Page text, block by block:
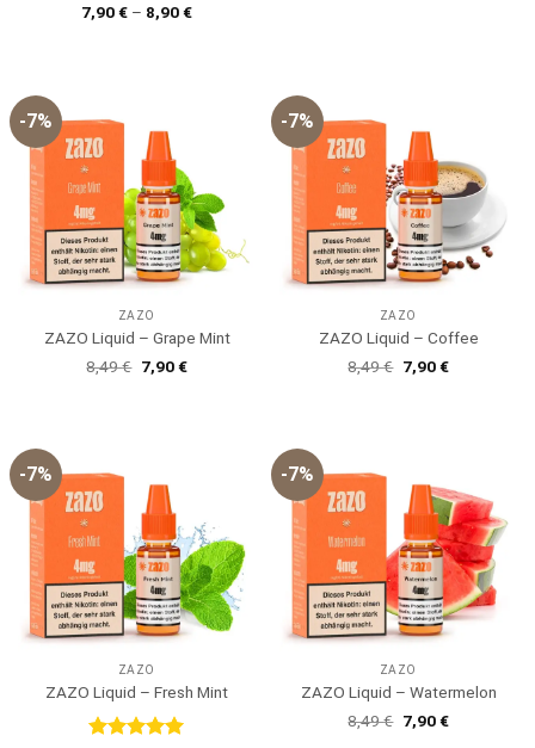
mit5
von
7,90€ – 8,90€
-7%
ZAZO
ZAZO Liquid – Grape Mint
8,49€ Ursprünglicher
Preis
7,90€Aktueller
-7%
ZAZO
ZAZO Liquid – Coffee
8,49€ Ursprünglicher
Preis
7,90€Aktueller
-7%
ZAZO
ZAZO Liquid – Fresh Mint
-7%
ZAZO
ZAZO Liquid – Watermelon
8,49€ Ursprünglicher
Preis
7,90€Aktueller